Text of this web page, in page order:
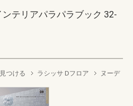
テリアパラパラブック 32-
つける ラシッサ Dフロア
ヌーデ